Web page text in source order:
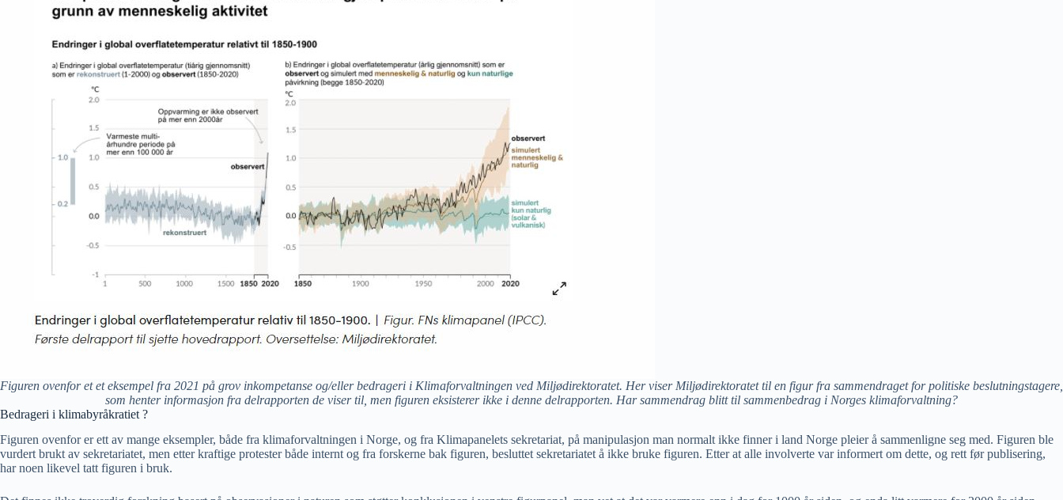
Figuren ovenfor et et eksempel fra 2021 på grov inkompetanse og/eller bedrageri i Klimaforvaltningen ved Miljødirektoratet. Her viser Miljødirektoratet til en figur fra sammendraget for politiske beslutningstagere,
som henter informasjon fra delrapporten de viser til, men figuren eksisterer ikke i denne delrapporten. Har sammendrag blitt til sammenbedrag i Norges klimaforvaltning?
Bedrageri i klimabyråkratiet ?
Figuren ovenfor er ett av mange eksempler, både fra klimaforvaltningen i Norge, og fra Klimapanelets sekretariat, på manipulasjon man normalt ikke finner i land Norge pleier å sammenligne seg med. Figuren ble
vurdert brukt av sekretariatet, men etter kraftige protester både internt og fra forskerne bak figuren, besluttet sekretariatet å ikke bruke figuren. Etter at alle involverte var informert om dette, og rett før publisering,
har noen likevel tatt figuren i bruk.